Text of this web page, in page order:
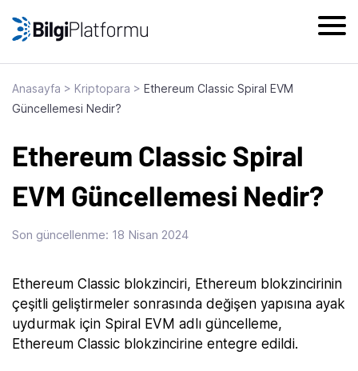
Anasayfa > Kriptopara > Ethereum Classic Spiral EVM
Güncellemesi Nedir?
Ethereum Classic Spiral
EVM Güncellemesi Nedir?
Son güncellenme: 18 Nisan 2024
Ethereum Classic blokzinciri, Ethereum blokzincirinin
çeşitli geliştirmeler sonrasında değişen yapısına ayak
uydurmak için Spiral EVM adlı güncelleme,
Ethereum Classic blokzincirine entegre edildi.